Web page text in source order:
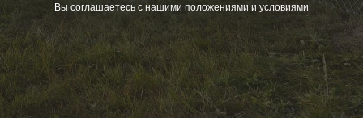
Вы соглашаетесь с нашими положениями и условиями